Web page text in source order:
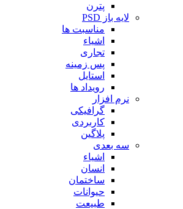
پترن
لایه باز PSD
مناسبت ها
اشیاء
تجاری
پس زمینه
استایل
رویداد ها
نرم افزار
گرافیکی
کاربردی
پلاگین
سه بعدی
اشیاء
انسان
ساختمان
حیوانات
طبیعت